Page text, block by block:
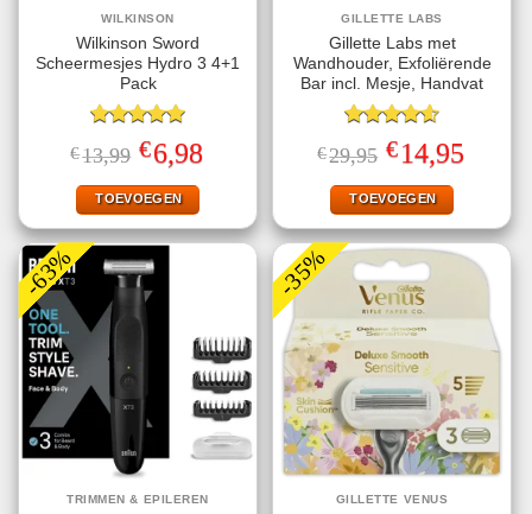
WILKINSON
Wilkinson Sword
Scheermesjes Hydro 3 4+1
Pack
Gewaardeerd
5.00uit 5
€13,99 Oorspronkelijke
prijs
was:
€13,99.
€6,98Huidige
prijs
TOEVOEGEN
GILLETTE LABS
Gillette Labs met
Wandhouder, Exfoliërende
Bar incl. Mesje, Handvat
Gewaardeerd
4.57uit 5
€29,95 Oorspronkelijke
prijs
was:
€29,95.
€14,95prijs
TOEVOEGEN
-63%
TRIMMEN & EPILEREN
-35%
GILLETTE VENUS